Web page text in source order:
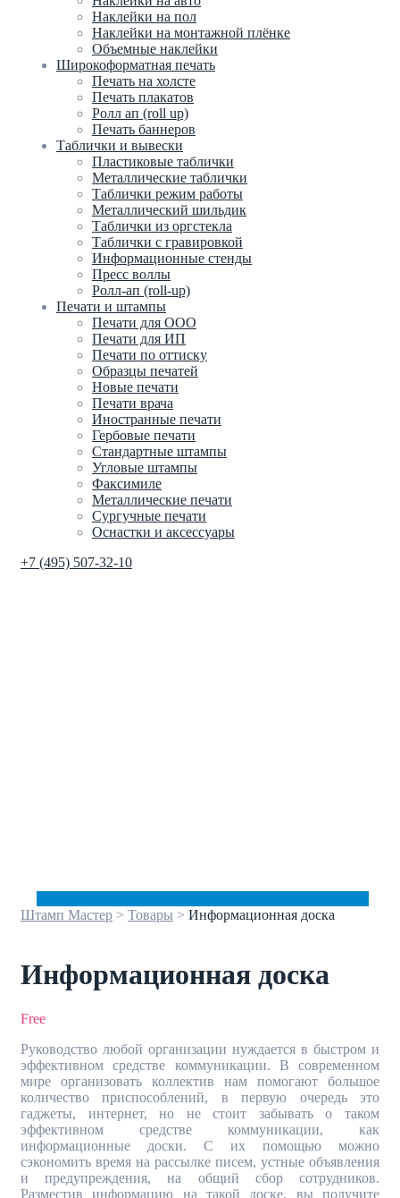
Наклейки на пол
Наклейки на монтажной плёнке
Объемные наклейки
Широкоформатная печать
Печать на холсте
Печать плакатов
Ролл ап (roll up)
Печать баннеров
Таблички и вывески
Пластиковые таблички
Металлические таблички
Таблички режим работы
Металлический шильдик
Таблички из оргстекла
Таблички с гравировкой
Информационные стенды
Пресс воллы
Ролл-ап (roll-up)
Печати и штампы
Печати для ООО
Печати для ИП
Печати по оттиску
Образцы печатей
Новые печати
Печати врача
Иностранные печати
Гербовые печати
Стандартные штампы
Угловые штампы
Факсимиле
Металлические печати
Сургучные печати
Оснастки и аксессуары
+7 (495) 507-32-10
Штамп Мастер > Товары > Информационная доска
Информационная доска
Free
Руководство любой организации нуждается в быстром и
эффективном средстве коммуникации. В современном
мире организовать коллектив нам помогают большое
количество приспособлений, в первую очередь это
гаджеты, интернет, но не стоит забывать о таком
эффективном средстве коммуникации, как
информационные доски. С их помощью можно
сэкономить время на рассылке писем, устные объявления
и предупреждения, на общий сбор сотрудников.
Разместив информацию на такой доске, вы получите